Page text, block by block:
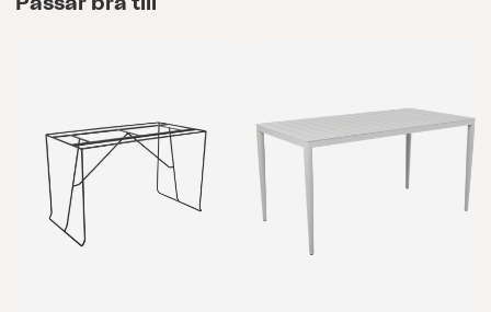
som passar; börja med att ställa utemöblerna så
som de ska stå vid användning av möbelskydd.
Mät sedan samtliga yttermått och utgå från de
högsta och längsta måtten. Tänk på att det kan
vara svårt att hitta exakta mått, så välj den större
storlek som är närmst de mått du identifierat.